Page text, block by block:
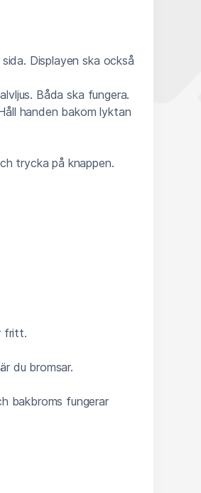
Displayen ska också
Båda ska fungera.
handen bakom lyktan
trycka på knappen.
fritt.
du bromsar.
bakbroms fungerar